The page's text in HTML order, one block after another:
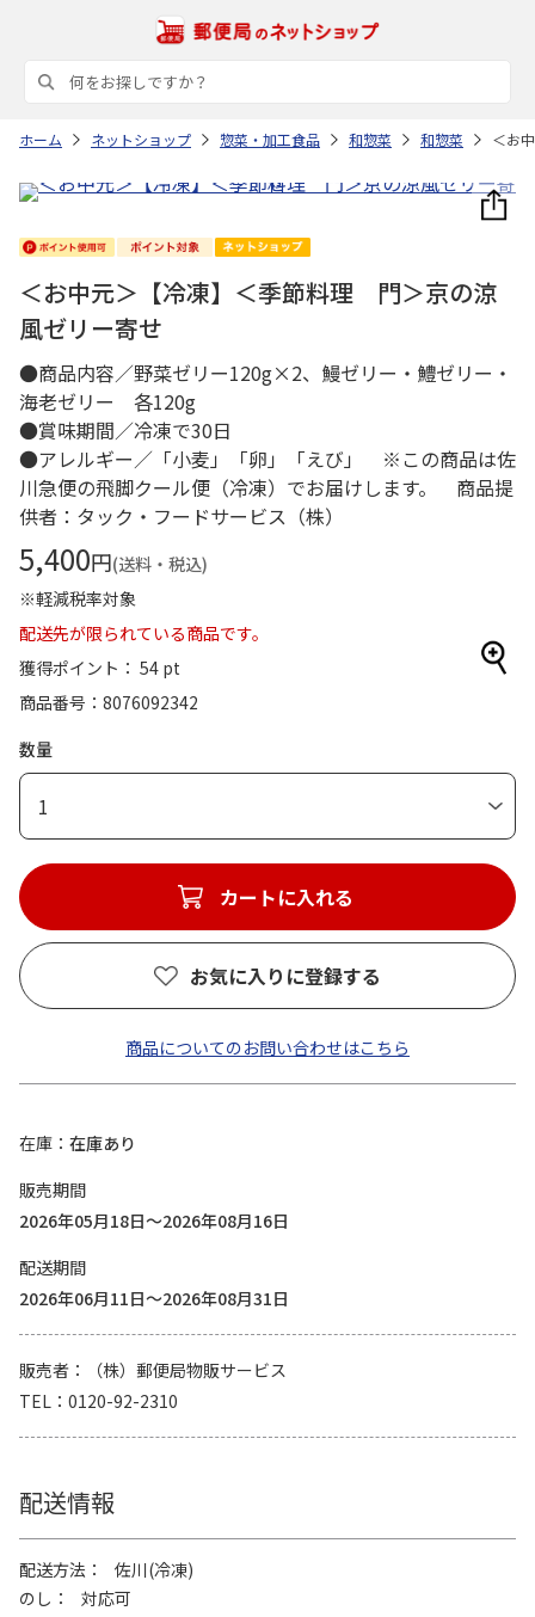
ホーム ネットショップ 惣菜・加工食品 和惣菜 和惣菜 ＜お
＜お中元＞【冷凍】＜季節料理 門＞京の涼
風ゼリー寄せ
●商品内容／野菜ゼリー120g×2、鰻ゼリー・鱧ゼリー・
海老ゼリー 各120g
●賞味期間／冷凍で30日
●アレルギー／「小麦」「卵」「えび」 ※この商品は佐
川急便の飛脚クール便（冷凍）でお届けします。 商品提
供者：タック・フードサービス（株）
5,400円(送料・税込)
※軽減税率対象
配送先が限られている商品です。
獲得ポイント： 54 pt
商品番号
8076092342
数量
1
カートに入れる
お気に入りに登録する
商品についてのお問い合わせはこちら
在庫
在庫あり
販売期間
2026年05月18日～2026年08月16日
配送期間
2026年06月11日～2026年08月31日
販売者
（株）郵便局物販サービス
TEL
0120-92-2310
配送情報
配送方法
佐川(冷凍)
のし
対応可